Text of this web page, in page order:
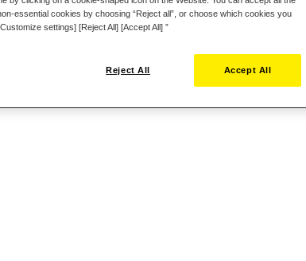
essential cookies by choosing “Reject all”, or choose which cookies you
settings] [Reject All] [Accept All] ”
Reject All Accept All